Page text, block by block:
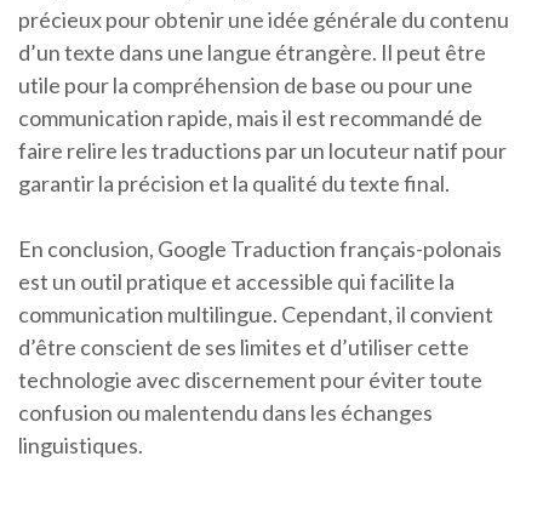
précieux pour obtenir une idée générale du contenu
d’un texte dans une langue étrangère. Il peut être
utile pour la compréhension de base ou pour une
communication rapide, mais il est recommandé de
faire relire les traductions par un locuteur natif pour
garantir la précision et la qualité du texte final.
En conclusion, Google Traduction français-polonais
est un outil pratique et accessible qui facilite la
communication multilingue. Cependant, il convient
d’être conscient de ses limites et d’utiliser cette
technologie avec discernement pour éviter toute
confusion ou malentendu dans les échanges
linguistiques.